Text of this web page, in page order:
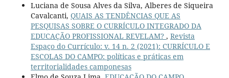
Luciana de Sousa Alves da Silva, Alberes de Siqueira
Cavalcanti, QUAIS AS TENDÊNCIAS QUE AS
PESQUISAS SOBRE O CURRÍCULO INTEGRADO DA
EDUCAÇÃO PROFISSIONAL REVELAM? , Revista
Espaço do Currículo: v. 14 n. 2 (2021): CURRÍCULO E
ESCOLAS DO CAMPO: políticas e práticas em
territorialidades camponesas